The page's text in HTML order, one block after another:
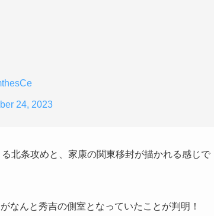
24, 2023
北条攻めと、家康の関東移封が描かれる感じで
なんと秀吉の側室となっていたことが判明！